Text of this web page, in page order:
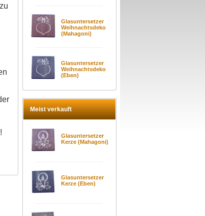
Glasuntersetzer
Weihnachtsdeko
(Mahagoni)
Glasuntersetzer
Weihnachtsdeko
(Eben)
Meist verkauft
Glasuntersetzer
Kerze (Mahagoni)
Glasuntersetzer
Kerze (Eben)